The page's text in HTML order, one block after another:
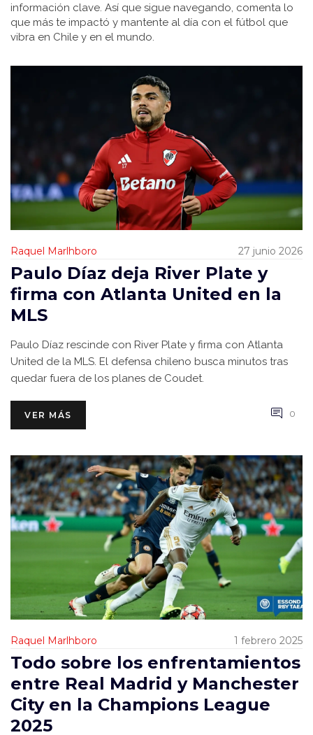
información clave. Así que sigue navegando, comenta lo
que más te impactó y mantente al día con el fútbol que
vibra en Chile y en el mundo.
Raquel Marlhboro 27 junio 2026
Paulo Díaz deja River Plate y
firma con Atlanta United en la
MLS
Paulo Díaz rescinde con River Plate y firma con Atlanta
United de la MLS. El defensa chileno busca minutos tras
quedar fuera de los planes de Coudet.
VER MÁS 0
Raquel Marlhboro 1 febrero 2025
Todo sobre los enfrentamientos
entre Real Madrid y Manchester
City en la Champions League
2025